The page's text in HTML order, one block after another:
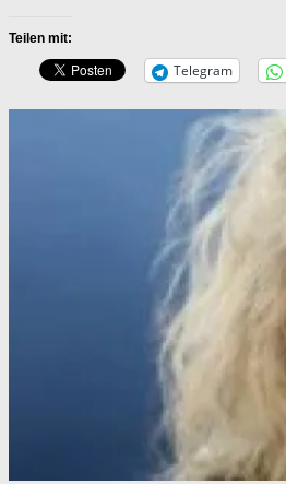
Teilen mit:
Telegram